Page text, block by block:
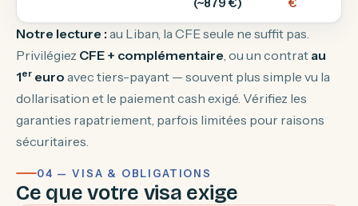
Notre lecture :au Liban, la CFE seule ne suffit pas.
Privilégiez CFE + complémentaire, ou un contrat au
1er euro avec tiers-payant — souvent plus simple vu la
dollarisation et le paiement cash exigé. Vérifiez les
garanties rapatriement, parfois limitées pour raisons
sécuritaires.
04 — VISA & OBLIGATIONS
Ce que votre visa exige